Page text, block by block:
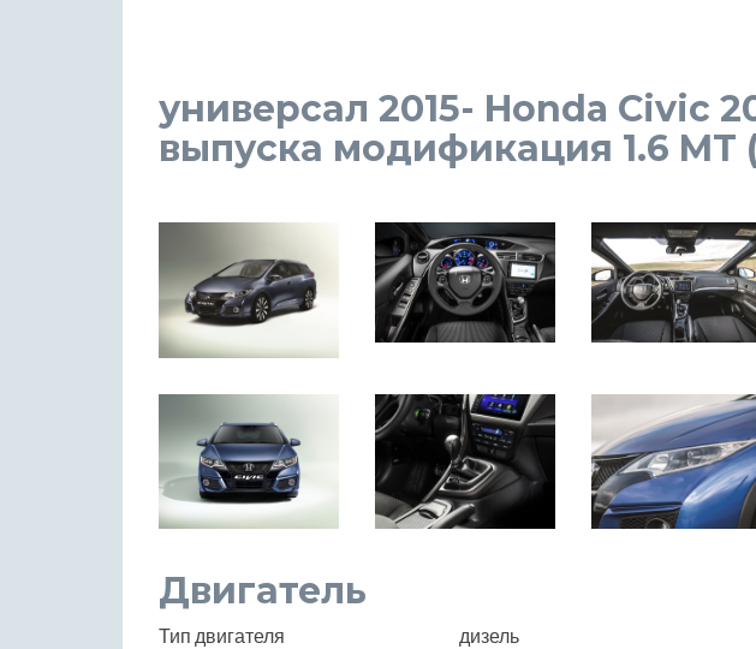
универсал 2015- Honda Civic
выпуска модификация 1.6 MT
Двигатель
Тип двигателя
дизель